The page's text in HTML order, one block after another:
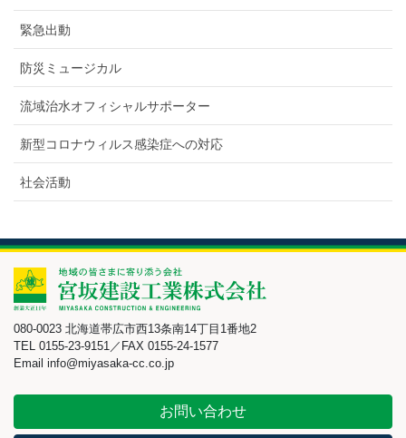
緊急出動
防災ミュージカル
流域治水オフィシャルサポーター
新型コロナウィルス感染症への対応
社会活動
080-0023 北海道帯広市西13条南14丁目1番地2
TEL 0155-23-9151／FAX 0155-24-1577
Email info@miyasaka-cc.co.jp
お問い合わせ